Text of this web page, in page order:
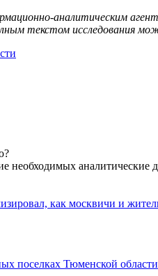
аналитическим
текстом исследования
необходимых
как москвичи и
поселках Тюменской области